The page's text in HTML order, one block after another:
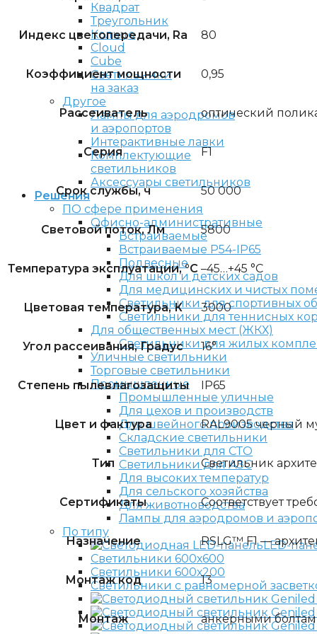
Квадрат
Треугольник
Кольцо
Cloud
Cube
Светильники
на заказ
Другое
Лампы для аэродромов
и аэропортов
Интерактивные лавки
Комплектующие
светильников
Аксессуары светильников
Решения
ПО сфере применения
Офисно-административные
Встраиваемые
Встраиваемые P54-IP65
Подвесные
Для школ и детских садов
Для медицинских и чистых
Светильники для спортивных
Светильники для теннисных
Для общественных мест (ЖКХ)
Светильники для жилых
Уличные светильники
Торговые светильники
Промышленные
Промышленные уличные
Для цехов и производств
Для швейного производства
Складские светильники
Светильники для СТО
Светильники для АЗС
Для высоких температур
Для сельского хозяйства
Для животноводства
Лампы для аэродромов и
По типу
LED-
Светильники 600х600
Светильники 600х200
Светильники с равномерной
Индекс цветопередачи, Ra 80
Коэффициент мощности 0,95
Рассеиватель оптический
Серия F1
Срок службы, ч 50 000
Световой поток, Лм 5800
Температура эксплуатации, °C –45…+45 °С
Цветовая температура, К 3000
Угол рассеивания, Градус 16°
Степень пылевлагозащиты IP65
Цвет и фактура RAL9005 черный
Тип Светильник
Сертификаты Соответствует
Назначение RSLG™ F1 —
Монтаж код 13
Монтаж анкерными